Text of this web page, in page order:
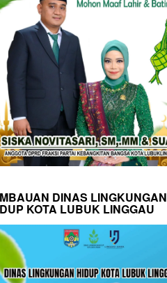
DINAS LINGKUNGAN
KOTA LUBUK LINGGAU